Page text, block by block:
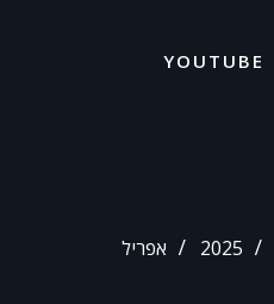
YOUTUBE
2025 אפריל